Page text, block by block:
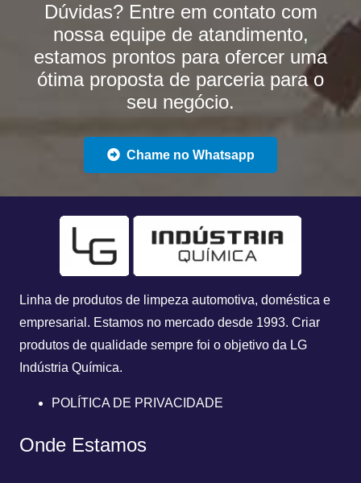
Dúvidas? Entre em contato com
nossa equipe de atandimento,
estamos prontos para ofercer uma
ótima proposta de parceria para o
seu negócio.
Chame no Whatsapp
Linha de produtos de limpeza automotiva, doméstica e
empresarial. Estamos no mercado desde 1993. Criar
produtos de qualidade sempre foi o objetivo da LG
Indústria Química.
POLÍTICA DE PRIVACIDADE
Onde Estamos